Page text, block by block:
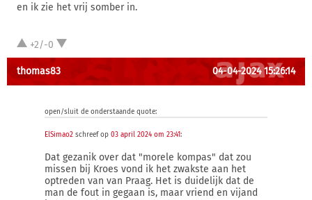
en ik zie het vrij somber in.
+2/-0
thomas83 04-04-2024 15:26:14
open/sluit de onderstaande quote:
ElSimao2 schreef op 03 april 2024 om 23:41:
Dat gezanik over dat "morele kompas" dat zou
missen bij Kroes vond ik het zwakste aan het
optreden van van Praag. Het is duidelijk dat de
man de fout in gegaan is, maar vriend en vijand